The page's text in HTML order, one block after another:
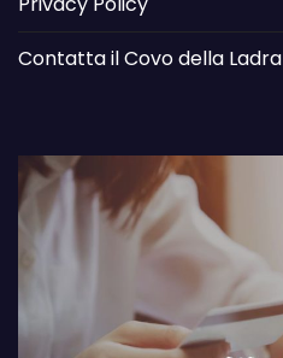
Contatta il Covo della Ladra